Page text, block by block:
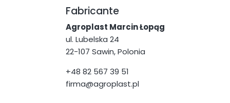
Fabricante
Agroplast Marcin Łopąg
ul. Lubelska 24
22-107 Sawin, Polonia
+48 82 567 39 51
firma@agroplast.pl